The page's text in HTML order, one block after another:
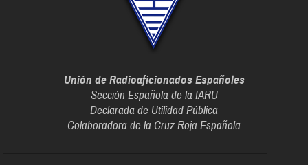
Unión de Radioaficionados Españoles
Sección Española de la IARU
Declarada de Utilidad Pública
Colaboradora de la Cruz Roja Española